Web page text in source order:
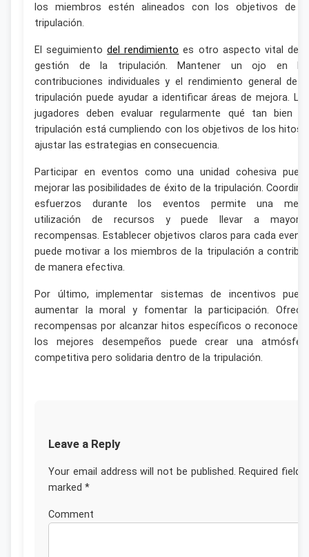
los miembros estén alineados con los objetivos de
tripulación.
El seguimientodel rendimiento es otro aspecto vital de
gestión de la tripulación. Mantener un ojo en
contribuciones individuales y el rendimiento general de
tripulación puede ayudar a identificar áreas de mejora.
jugadores deben evaluar regularmente qué tan bien
tripulación está cumpliendo con los objetivos de los hitos
ajustar las estrategias en consecuencia.
Participar en eventos como una unidad cohesiva
mejorar las posibilidades de éxito de la tripulación.
esfuerzos durante los eventos permite una
utilización de recursos y puede llevar a
recompensas. Establecer objetivos claros para cada
puede motivar a los miembros de la tripulación a
de manera efectiva.
Por último, implementar sistemas de incentivos
aumentar la moral y fomentar la participación.
recompensas por alcanzar hitos específicos o reconocer
los mejores desempeños puede crear una
competitiva pero solidaria dentro de la tripulación.
Leave a Reply
Your email address will not be published. Required fields
marked *